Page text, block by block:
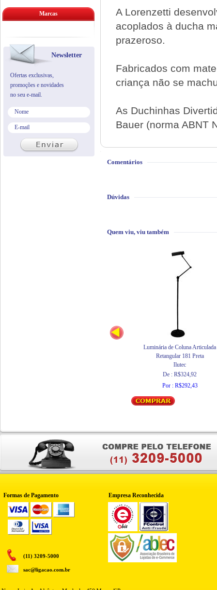
A Lorenzetti
acoplados à ducha
prazeroso.
Fabricados com
criança não se
As Duchinhas
Bauer (norma ABNT
Comentários
Dúvidas
Quem viu, viu também
Luminária de Coluna Articulada
Retangular 181 Preta
Ilutec
De : R$324,92
Por : R$292,43
Marcas
Newsletter
Ofertas exclusivas,
promoções e novidades
no seu e-mail.
Formas de Pagamento Empresa Reconhecida
(11) 3209-5000
sac@ligacao.com.br